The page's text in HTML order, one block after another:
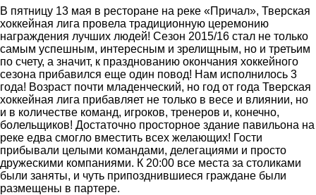
В пятницу 13 мая в ресторане на реке «Причал», Тверская
хоккейная лига провела традиционную церемонию
награждения лучших людей! Сезон 2015/16 стал не только
самым успешным, интересным и зрелищным, но и третьим
по счету, а значит, к празднованию окончания хоккейного
сезона прибавился еще один повод! Нам исполнилось 3
года! Возраст почти младенческий, но год от года Тверская
хоккейная лига прибавляет не только в весе и влиянии, но
и в количестве команд, игроков, тренеров и, конечно,
болельщиков! Достаточно просторное здание павильона на
реке едва смогло вместить всех желающих! Гости
прибывали целыми командами, делегациями и просто
дружескими компаниями. К 20:00 все места за столиками
были заняты, и чуть припозднившиеся граждане были
размещены в партере.